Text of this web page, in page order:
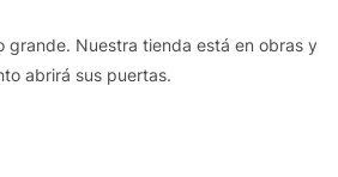
grande. Nuestra tienda está en obras y
abrirá sus puertas.